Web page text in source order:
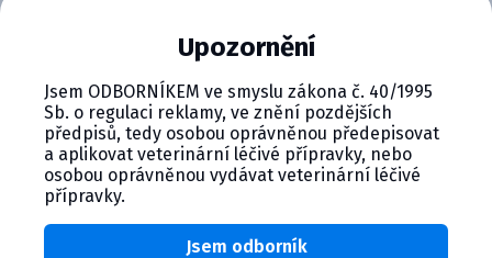
CYMEDICA PLUS: VERNOSŤ, KTORÁ
SA VYPLÁCA
Zapojte sa do vernostného programu Cymedica
Plus a získajte ďalšie bonusy pre svoju
veterinárnu prax, vzdelávanie a pohodu.
Upozornění
Jsem ODBORNÍKEM ve smyslu zákona č. 40/1995
Sb. o regulaci reklamy, ve znění pozdějších
předpisů, tedy osobou oprávněnou předepisovat
a aplikovat veterinární léčivé přípravky, nebo
osobou oprávněnou vydávat veterinární léčivé
přípravky.
Jsem odborník